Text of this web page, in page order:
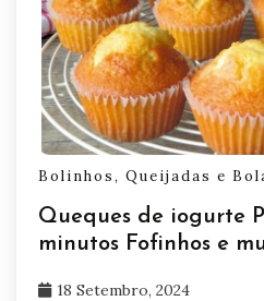
Bolinhos, Queijadas e
Queques de iogurte
minutos Fofinhos e
18 Setembro, 2024